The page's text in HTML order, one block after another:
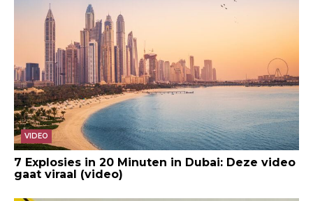
VIDEO
7 Explosies in 20 Minuten in Dubai: Deze video
gaat viraal (video)